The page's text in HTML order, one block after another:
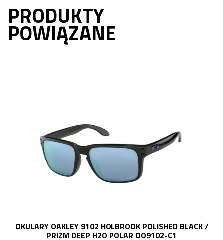
PRODUKTY
POWIĄZANE
OKULARY OAKLEY 9102 HOLBROOK POLISHED BLACK /
PRIZM DEEP H2O POLAR OO9102-C1